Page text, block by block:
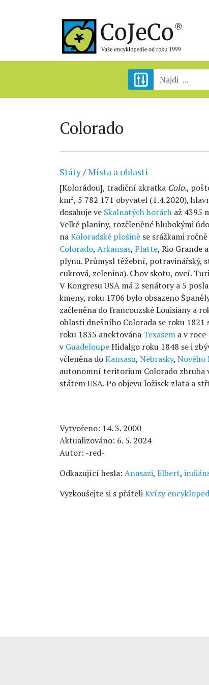
Colorado
Státy/Místa a oblasti
[Kolorádou], tradiční zkratka Colo.,
km2, 5 782 171 obyvatel (1.4.2020),
dosahuje ve Skalnatých horách až 4395
Velké planiny, rozčleněné hlubokými
naKoloradské plošině se srážkami
Colorado, Arkansas, Platte, Rio Grande
plynu. Průmysl těžební, potravinářský,
cukrová, zelenina). Chov skotu, ovcí.
V Kongresu USA má 2 senátory a 5
kmeny, roku 1706 bylo obsazeno
začleněna do francouzské Louisiany a
oblasti dnešního Colorada se roku
roku 1835 anektována Texasem a v
vGuadeloupeHidalgo roku 1848 se i
včleněna doKansasu, Nebrasky, Nového
autonomní teritorium Colorado zhruba
státem USA. Po objevu ložisek zlata a
Vytvořeno: 14. 3. 2000
Aktualizováno: 6. 5. 2024
Autor: -red-
Odkazující hesla: Anasazi, Elbert,
Vyzkoušejte si s přáteliKvízy